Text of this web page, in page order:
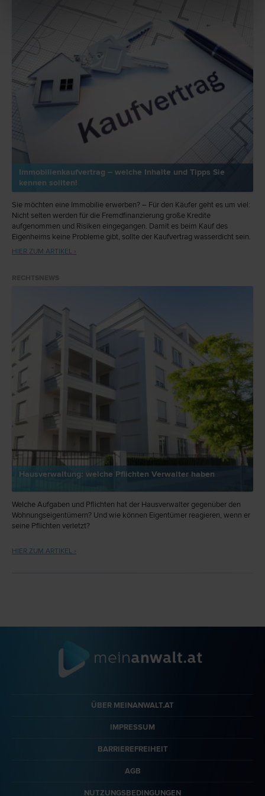
Immobilienkaufvertrag – welche Inhalte und Tipps Sie
kennen sollten!
Sie möchten eine Immobilie erwerben? – Für den Käufer geht es um viel:
Nicht selten werden für die Fremdfinanzierung große Kredite
aufgenommen und Risiken eingegangen. Damit es beim Kauf des
Eigenheims keine Probleme gibt, sollte der Kaufvertrag wasserdicht sein.
Dieser Artikel möchte Ihnen einen Überblick über die wesentlichen
Inhalte und Klauseln eines Immobilienkaufvertrags geben und wichtige
HIER ZUM ARTIKEL ›
Hausverwaltung: welche Pflichten Verwalter haben
Welche Aufgaben und Pflichten hat der Hausverwalter gegenüber den
Wohnungseigentümern? Und wie können Eigentümer reagieren, wenn er
seine Pflichten verletzt?
HIER ZUM ARTIKEL ›
ÜBER MEINANWALT.AT
IMPRESSUM
BARRIEREFREIHEIT
AGB
NUTZUNGSBEDINGUNGEN